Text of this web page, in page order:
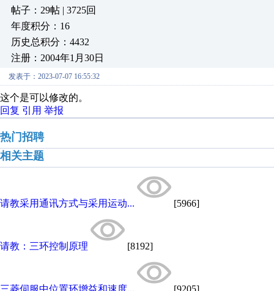
帖子：29帖 | 3725回
年度积分：16
历史总积分：4432
注册：2004年1月30日
发表于：2023-07-07 16:55:32
这个是可以修改的。
回复 引用 举报
热门招聘
相关主题
请教采用通讯方式与采用运动... [5966]
请教：三环控制原理 [8192]
三菱伺服中位置环增益和速度... [9205]